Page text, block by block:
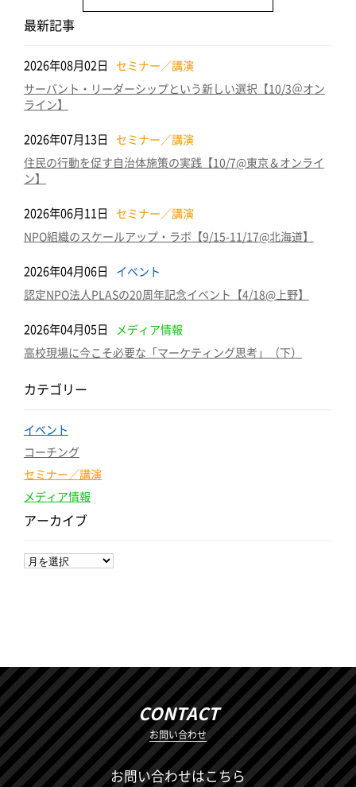
k
最新記事
2026年08月02日
セミナー／講演
サーバント・リーダーシップという新しい選択【10/3＠オン
ライン】
2026年07月13日
セミナー／講演
住民の行動を促す自治体施策の実践【10/7@東京＆オンライ
ン】
2026年06月11日
セミナー／講演
NPO組織のスケールアップ・ラボ【9/15-11/17@北海道】
2026年04月06日
イベント
認定NPO法人PLASの20周年記念イベント【4/18@上野】
2026年04月05日
メディア情報
高校現場に今こそ必要な「マーケティング思考」（下）
カテゴリー
イベント
コーチング
セミナー／講演
メディア情報
アーカイブ
CONTACT
お問い合わせ
お問い合わせはこちら